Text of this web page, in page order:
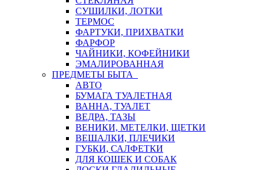
СУШИЛКИ, ЛОТКИ
ТЕРМОС
ФАРТУКИ, ПРИХВАТКИ
ФАРФОР
ЧАЙНИКИ, КОФЕЙНИКИ
ЭМАЛИРОВАННАЯ
ПРЕДМЕТЫ БЫТА
АВТО
БУМАГА ТУАЛЕТНАЯ
ВАННА, ТУАЛЕТ
ВЕДРА, ТАЗЫ
ВЕНИКИ, МЕТЕЛКИ, ЩЕТКИ
ВЕШАЛКИ, ПЛЕЧИКИ
ГУБКИ, САЛФЕТКИ
ДЛЯ КОШЕК И СОБАК